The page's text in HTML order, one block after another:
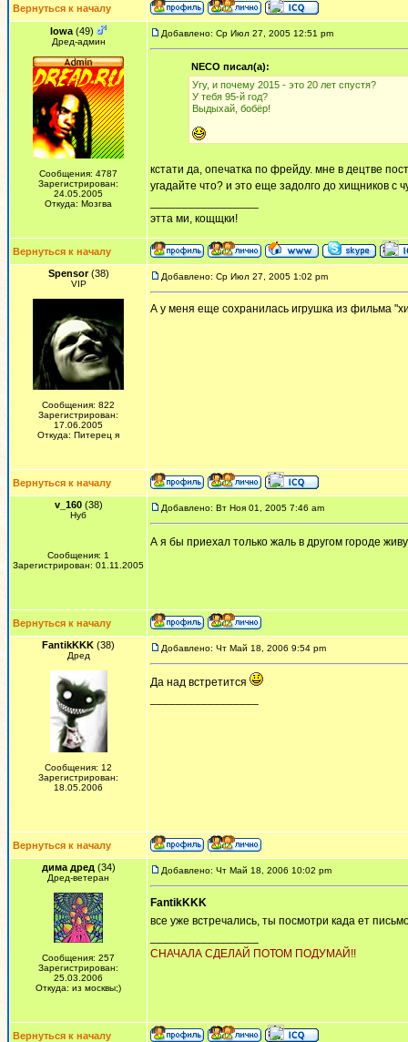
Вернуться к началу
Iowa (49)
Дред-админ
Сообщения: 4787
Зарегистрирован:
24.05.2005
Откуда: Мозгва
Добавлено: Ср Июл 27, 2005 12:51 pm
NECO писал(а):
Угу, и почему 2015 - это 20 лет спустя?
У тебя 95-й год?
Выдыхай, бобёр!
кстати да, опечатка по фрейду. мне в децтве
угадайте что? и это еще задолго до хищников с
этта ми, кощщки!
Вернуться к началу
Spensor(38)
VIP
Сообщения: 822
Зарегистрирован:
17.06.2005
Откуда: Питерец я
Добавлено: Ср Июл 27, 2005 1:02 pm
А у меня еще сохранилась игрушка из фильма
Вернуться к началу
v_160(38)
Нуб
Сообщения: 1
Зарегистрирован: 01.11.2005
Добавлено: Вт Ноя 01, 2005 7:46 am
А я бы приехал только жаль в другом городе
Вернуться к началу
FantikKKK (38)
Дред
Сообщения: 12
Зарегистрирован:
18.05.2006
Добавлено: Чт Май 18, 2006 9:54 pm
Да над встретится
Вернуться к началу
дима дред (34)
Дред-ветеран
Сообщения: 257
Зарегистрирован:
25.03.2006
Откуда: из москвы;)
Добавлено: Чт Май 18, 2006 10:02 pm
FantikKKK
все уже встречались, ты посмотри када ет
СНАЧАЛА СДЕЛАЙ ПОТОМ ПОДУМАЙ!!
Вернуться к началу